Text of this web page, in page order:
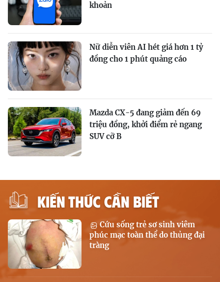
khoản
Nữ diễn viên AI hét giá hơn 1 tỷ
đồng cho 1 phút quảng cáo
Mazda CX-5 đang giảm đến 69
triệu đồng, khởi điểm rẻ ngang
SUV cỡ B
KIẾN THỨC CẦN BIẾT
Cứu sống trẻ sơ sinh viêm
phúc mạc toàn thể do thủng đại
tràng